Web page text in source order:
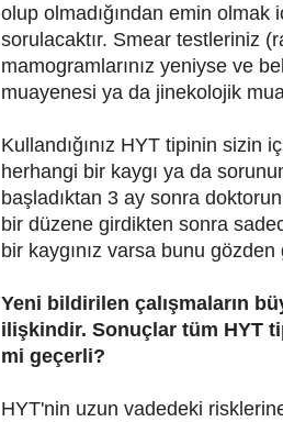
olup olmadığından emin
sorulacaktır. Smear testleriniz
mamogramlarınız yeniyse ve
muayenesi ya da jinekolojik
Kullandığınız HYT tipinin sizin
herhangi bir kaygı ya da
başladıktan 3 ay sonra
bir düzene girdikten sonra
bir kaygınız varsa bunu
Yeni bildirilen çalışmaların
ilişkindir. Sonuçlar tüm HYT
mi geçerli?
HYT'nin uzun vadedeki